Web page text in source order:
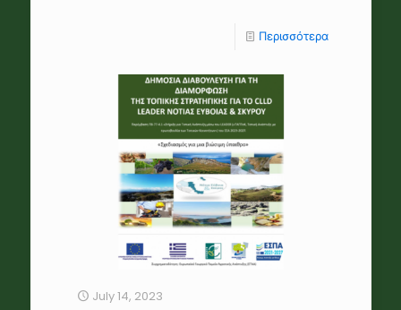
Περισσότερα
July 14, 2023